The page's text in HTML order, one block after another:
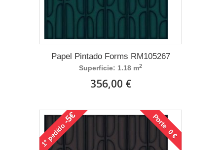
Papel Pintado Forms RM105267
Superficie: 1.18 m2
356,00 €
1°
pedido
-5€ Porte 0 €